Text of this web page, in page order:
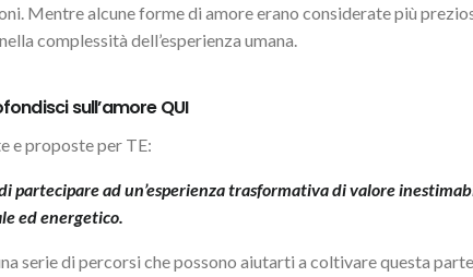
Mentre alcune forme di amore erano considerate più
complessità dell’esperienza umana.
sull’amoreQUI
e proposte per TE:
partecipare ad un’esperienza trasformativa di valore
ed energetico.
serie di percorsi che possono aiutarti a coltivare questa